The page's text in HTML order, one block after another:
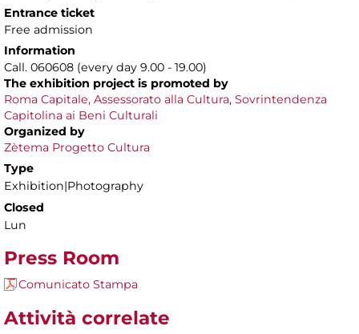
Entrance ticket
Free admission
Information
Call. 060608 (every day 9.00 - 19.00)
The exhibition project is promoted by
Roma Capitale, Assessorato alla Cultura, Sovrintendenza
Capitolina ai Beni Culturali
Organized by
Zètema Progetto Cultura
Type
Exhibition|Photography
Closed
Lun
Press Room
Comunicato Stampa
Attività correlate